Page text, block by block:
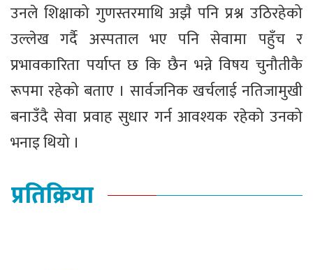
उनले शिक्षाको गुणस्तरमाथि अझै पनि प्रश्न उठिरहेको
उल्लेख गर्दै अस्पताल भए पनि सेवामा पहुँच र
प्रभावकारिता पर्याप्त छ कि छैन भन्ने विषय चुनौतीकै
रूपमा रहेको बताए । सार्वजनिक खर्चलाई नतिजामुखी
बनाउँदै सेवा प्रवाह सुधार गर्न आवश्यक रहेको उनको
भनाइ थियो ।
प्रतिक्रिया